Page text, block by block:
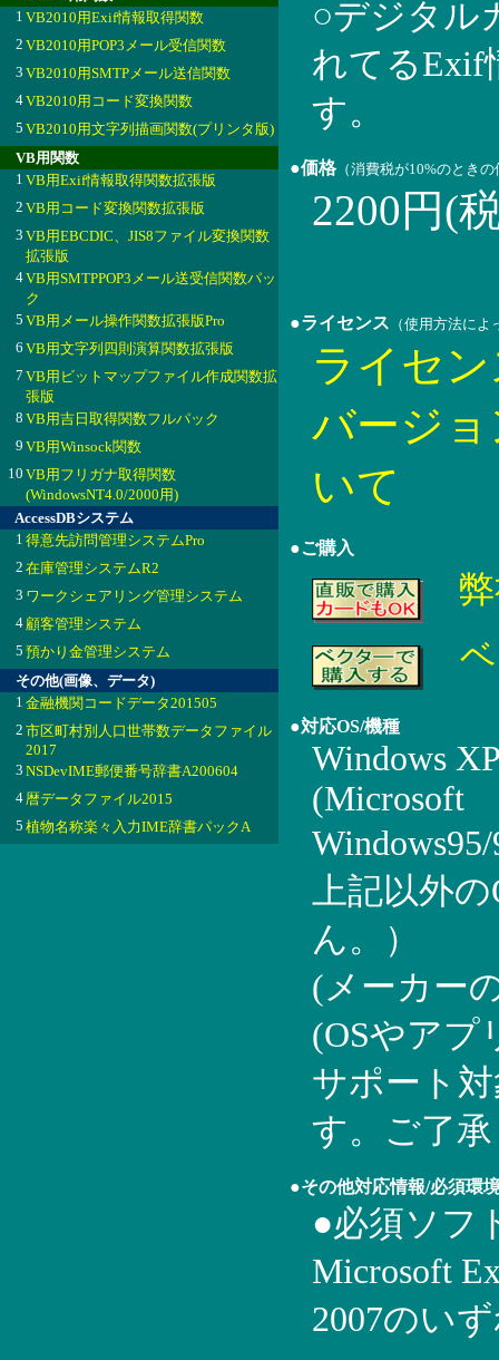
1 VB2010用Exif情報取得関数
2 VB2010用POP3メール受信関数
3 VB2010用SMTPメール送信関数
4VB2010用コード変換関数
5 VB2010用文字列描画関数(プリンタ版)
VB用関数
1 VB用Exif情報取得関数拡張版
2 VB用コード変換関数拡張版
3 VB用EBCDIC、JIS8ファイル変換関数
拡張版
4VB用SMTPPOP3メール送受信関数パッ
ク
5 VB用メール操作関数拡張版Pro
6 VB用文字列四則演算関数拡張版
7 VB用ビットマップファイル作成関数拡
張版
8 VB用吉日取得関数フルパック
9 VB用Winsock関数
10 VB用フリガナ取得関数
(WindowsNT4.0/2000用)
AccessDBシステム
1 得意先訪問管理システムPro
2 在庫管理システムR2
3 ワークシェアリング管理システム
4顧客管理システム
5 預かり金管理システム
その他(画像、データ)
1 金融機関コードデータ201505
2 市区町村別人口世帯数データファイル
2017
3 NSDevIME郵便番号辞書A200604
4暦データファイル2015
5 植物名称楽々入力IME辞書パックA
○デジタル
れてるExif
す。
●価格（消費税が10%のとき
2200円(
●ライセンス （使用方法に
ライセ
バージ
いて
●ご購入
●対応OS/機種
Windows
(Microsoft
上記以外
ん。）
(メーカー
(OSやアプ
サポート
す。ご了
●その他対応情報/必須環
●必須ソフ
Microsoft
2007のい